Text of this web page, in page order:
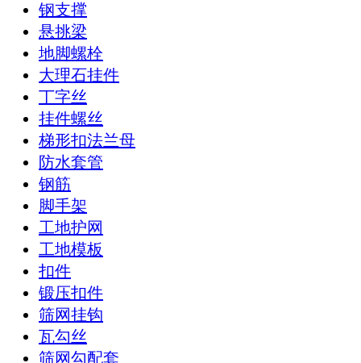
钢支撑
悬挑梁
地脚螺栓
大理石挂件
丁字丝
挂件螺丝
梯形扣法兰母
防水套管
钢筋
脚手架
工地护网
工地模板
扣件
锻压扣件
筛网挂钩
瓦勾丝
筛网勾配套